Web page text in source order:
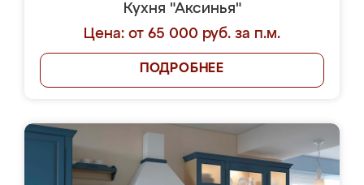
Кухня "Аксинья"
Цена: от 65 000 руб. за п.м.
ПОДРОБНЕЕ